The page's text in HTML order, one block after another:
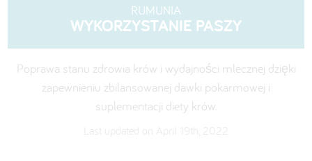
POLSKI NEDERLANDS FRANÇAIS
ENGLISH DEUTSCH العربية
RUMUNIA
WYKORZYSTANIE PASZY
Poprawa stanu zdrowia krów i wydajności mlecznej dzięki
zapewnieniu zbilansowanej dawki pokarmowej i
suplementacji diety krów.